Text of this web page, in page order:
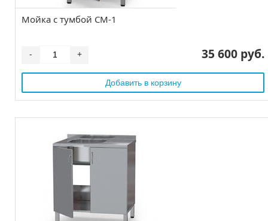
Мойка с тумбой СМ-1
- + 35 600 руб.